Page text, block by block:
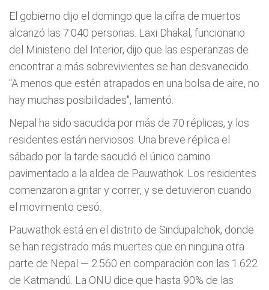
El gobierno dijo el domingo que la cifra de muertos
alcanzó las 7.040 personas. Laxi Dhakal, funcionario
del Ministerio del Interior, dijo que las esperanzas de
encontrar a más sobrevivientes se han desvanecido.
"A menos que estén atrapados en una bolsa de aire, no
hay muchas posibilidades", lamentó.
Nepal ha sido sacudida por más de 70 réplicas, y los
residentes están nerviosos. Una breve réplica el
sábado por la tarde sacudió el único camino
pavimentado a la aldea de Pauwathok. Los residentes
comenzaron a gritar y correr, y se detuvieron cuando
el movimiento cesó.
Pauwathok está en el distrito de Sindupalchok, donde
se han registrado más muertes que en ninguna otra
parte de Nepal — 2.560 en comparación con las 1.622
de Katmandú. La ONU dice que hasta 90% de las